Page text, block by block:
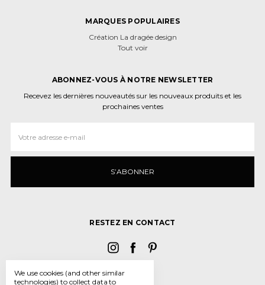
MARQUES POPULAIRES
Création La dragée design
Tout voir
ABONNEZ-VOUS À NOTRE NEWSLETTER
Recevez les dernières nouveautés sur les nouveaux produits et les
prochaines ventes
e‑mail
RESTEZ EN CONTACT
We use cookies (and other similar
technologies) to collect data to